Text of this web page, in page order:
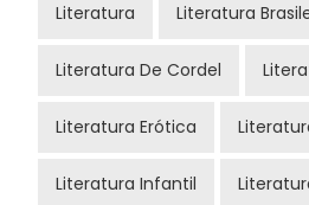
Literatura Literatura
Literatura De Cordel
Literatura Erótica
Literatura Infantil